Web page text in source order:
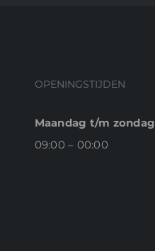
OPENINGSTIJDEN
Maandag t/m zondag
09:00 – 00:00